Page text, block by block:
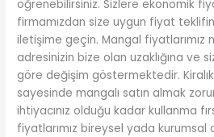
öğrenebilirsiniz. Sizlere ekonomik
firmamızdan size uygun fiyat
iletişime geçin. Mangal fiyatlarımız
adresinizin bize olan uzaklığına ve
göre değişim göstermektedir.
sayesinde mangalı satın almak
ihtiyacınız olduğu kadar kullanma
fiyatlarımız bireysel yada kurumsal